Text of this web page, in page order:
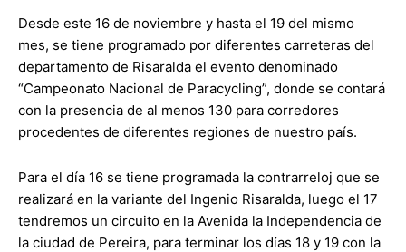
Desde este 16 de noviembre y hasta el 19 del mismo
mes, se tiene programado por diferentes carreteras del
departamento de Risaralda el evento denominado
“Campeonato Nacional de Paracycling”, donde se contará
con la presencia de al menos 130 para corredores
procedentes de diferentes regiones de nuestro país.
Para el día 16 se tiene programada la contrarreloj que se
realizará en la variante del Ingenio Risaralda, luego el 17
tendremos un circuito en la Avenida la Independencia de
la ciudad de Pereira, para terminar los días 18 y 19 con la